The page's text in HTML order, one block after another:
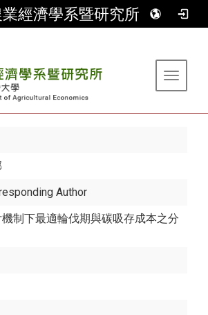
業經濟學系暨研究所
Toggle
Author
制下最適輪伐期與碳吸存成本之分